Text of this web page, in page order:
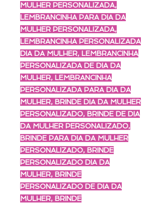
MULHER PERSONALIZADA,
LEMBRANCINHA PARA DIA DA
MULHER PERSONALIZADA,
LEMBRANCINHA PERSONALIZADA
DIA DA MULHER, LEMBRANCINHA
PERSONALIZADA DE DIA DA
MULHER, LEMBRANCINHA
PERSONALIZADA PARA DIA DA
MULHER, BRINDE DIA DA MULHER
PERSONALIZADO, BRINDE DE DIA
DA MULHER PERSONALIZADO,
BRINDE PARA DIA DA MULHER
PERSONALIZADO, BRINDE
PERSONALIZADO DIA DA
MULHER, BRINDE
PERSONALIZADO DE DIA DA
MULHER, BRINDE